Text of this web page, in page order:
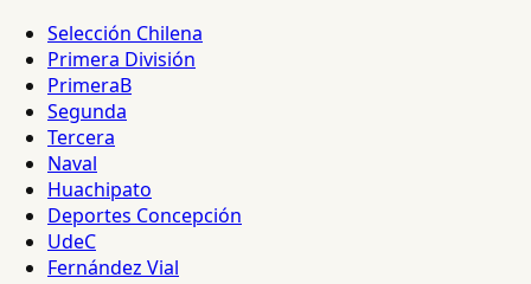
Selección Chilena
Primera División
PrimeraB
Segunda
Tercera
Naval
Huachipato
Deportes Concepción
UdeC
Fernández Vial